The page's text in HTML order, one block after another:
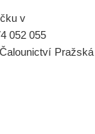
v
052 055